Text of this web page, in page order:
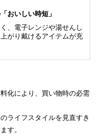
おいしい時短」
、電子レンジや湯せんし
がり戴けるアイテムが充
化により、買い物時の必需
ライフスタイルを見直すき
す。